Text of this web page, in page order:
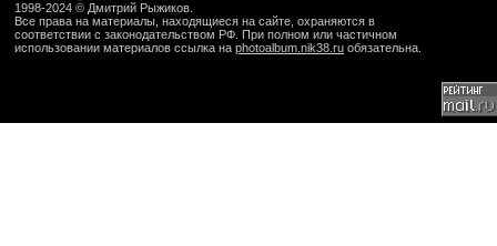
1998-2024 © Дмитрий Рыжиков
Все права на материалы, находящиеся на сайте, охраняются в
соответствии с законодательством РФ. При полном или частичном
использовании материалов ссылка на photoalbum.nik38.ru обязательна.